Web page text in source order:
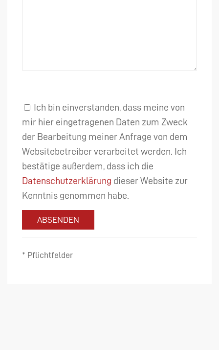
Ich bin einverstanden, dass meine von
mir hier eingetragenen Daten zum Zweck
der Bearbeitung meiner Anfrage von dem
Websitebetreiber verarbeitet werden. Ich
bestätige außerdem, dass ich die
Datenschutzerklärung dieser Website zur
Kenntnis genommen habe.
ABSENDEN
* Pflichtfelder